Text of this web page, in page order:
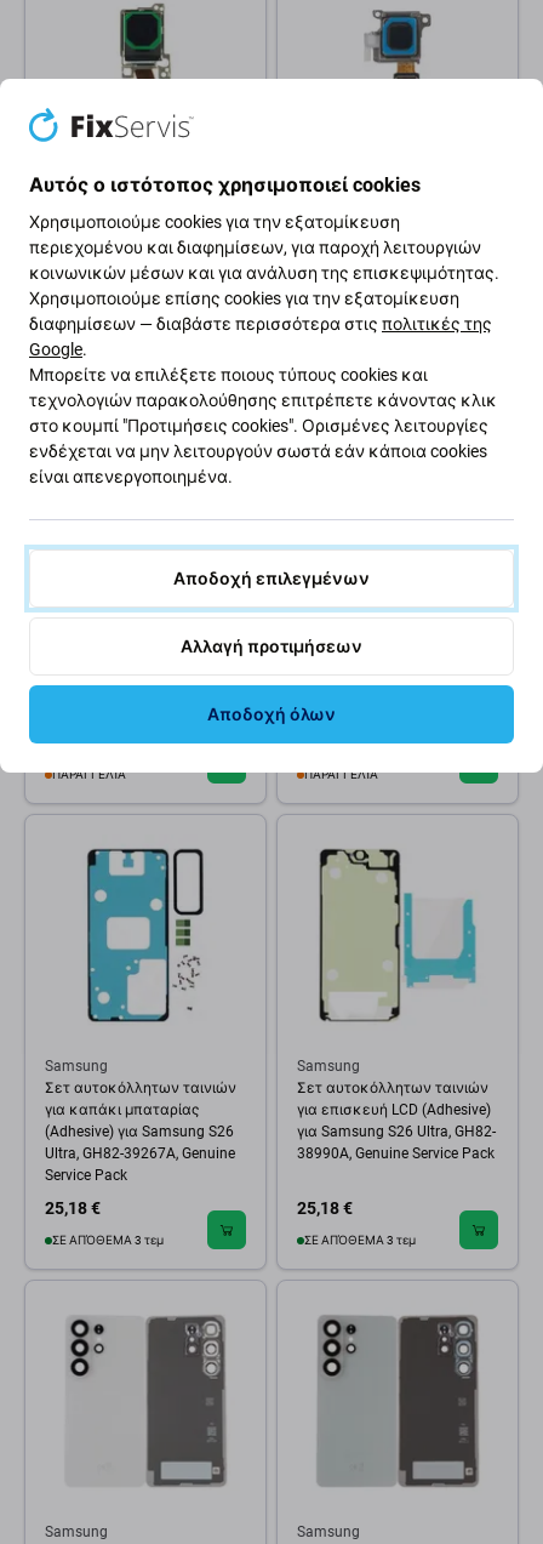
Samsung
Πίσω κάμερα 50 MP
Telephoto για Samsung
Galaxy S26 Ultra, GH96-
20584A, Genuine Service Pack
110,87 €
ΠΑΡΑΓΓΕΛΊΑ
Samsung
Telephoto για Samsung
Galaxy S26 Ultra, GH96-
20557A, Genuine Service Pack
66,52 €
ΠΑΡΑΓΓΕΛΊΑ
Samsung
Πίσω κάμερα 200 MP Wide
Ultra, GH96-20555A, Genuine
141,12 €
ΠΑΡΑΓΓΕΛΊΑ
Samsung
Πίσω κάμερα 50 MP
S26 Ultra, GH96-17822B,
Genuine Service Pack
80,63 €
ΠΑΡΑΓΓΕΛΊΑ
Samsung
Σετ αυτοκόλλητων ταινιών
για καπάκι μπαταρίας
(Adhesive) για Samsung S26
Ultra, GH82-39267A, Genuine
Service Pack
25,18 €
ΣΕ ΑΠΌΘΕΜΑ 3 τεμ
Samsung
Σετ αυτοκόλλητων ταινιών
για επισκευή LCD (Adhesive)
για Samsung S26 Ultra, GH82-
38990A, Genuine Service Pack
25,18 €
ΣΕ ΑΠΌΘΕΜΑ 3 τεμ
Samsung
Samsung
Αυτός ο ιστότοπος χρησιμοποιεί cookies
Χρησιμοποιούμε cookies για την εξατομίκευση
περιεχομένου και διαφημίσεων, για παροχή λειτουργιών
κοινωνικών μέσων και για ανάλυση της επισκεψιμότητας.
Χρησιμοποιούμε επίσης cookies για την εξατομίκευση
διαφημίσεων — διαβάστε περισσότερα στις πολιτικές της
Google.
Μπορείτε να επιλέξετε ποιους τύπους cookies και
τεχνολογιών παρακολούθησης επιτρέπετε κάνοντας κλικ
στο κουμπί "Προτιμήσεις cookies". Ορισμένες λειτουργίες
ενδέχεται να μην λειτουργούν σωστά εάν κάποια cookies
είναι απενεργοποιημένα.
Αποδοχή επιλεγμένων
Αλλαγή προτιμήσεων
Αποδοχή όλων